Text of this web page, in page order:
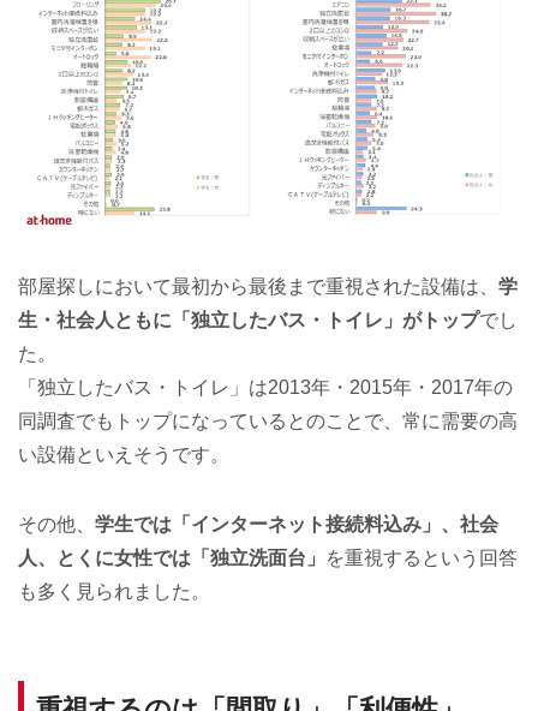
部屋探しにおいて最初から最後まで重視された設備は、 学
生・社会人ともに「独立したバス・トイレ」がトップでし
た。
「独立したバス・トイレ」は2013年・2015年・2017年の
同調査でもトップになっているとのことで、常に需要の高
い設備といえそうです。
その他、 学生では「インターネット接続料込み」、社会
人、とくに女性では「独立洗面台」
を重視するという回答
も多く見られました。